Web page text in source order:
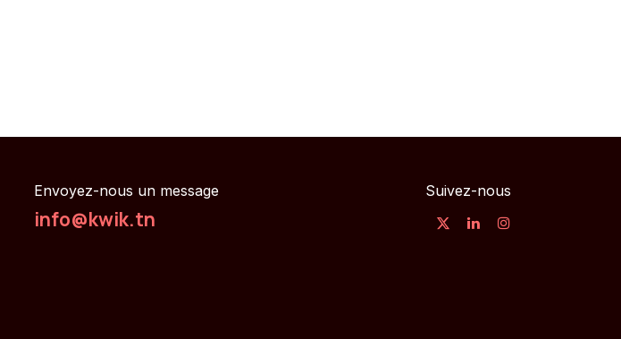
Envoyez-nous un message
info@kwik.tn
Suivez-nous